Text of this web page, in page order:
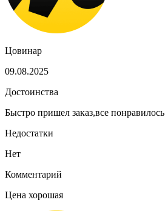
Цовинар
09.08.2025
Достоинства
Быстро пришел заказ,все понравилось
Недостатки
Нет
Комментарий
Цена хорошая